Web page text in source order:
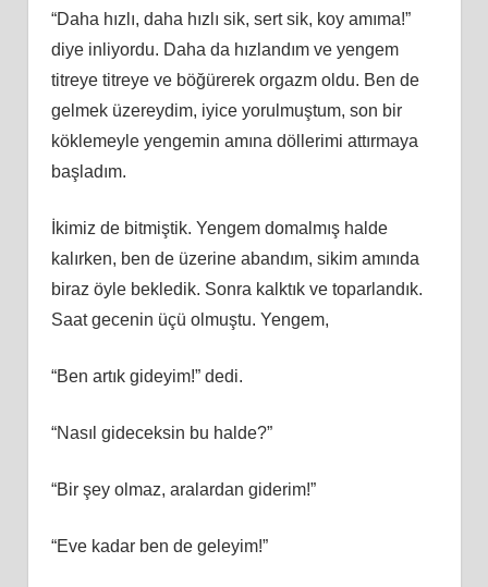
“Daha hızlı, daha hızlı sik, sert sik, koy amıma!”
diye inliyordu. Daha da hızlandım ve yengem
titreye titreye ve böğürerek orgazm oldu. Ben de
gelmek üzereydim, iyice yorulmuştum, son bir
köklemeyle yengemin amına döllerimi attırmaya
başladım.
İkimiz de bitmiştik. Yengem domalmış halde
kalırken, ben de üzerine abandım, sikim amında
biraz öyle bekledik. Sonra kalktık ve toparlandık.
Saat gecenin üçü olmuştu. Yengem,
“Ben artık gideyim!” dedi.
“Nasıl gideceksin bu halde?”
“Bir şey olmaz, aralardan giderim!”
“Eve kadar ben de geleyim!”